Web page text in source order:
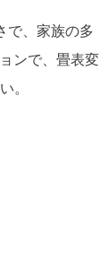
で、家族の多
ンで、畳表変
。